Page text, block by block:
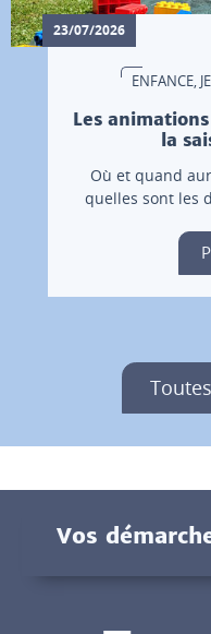
23/07/2026
ENFANCE,
Les
la
Où et quand
quelles sont les
Vos